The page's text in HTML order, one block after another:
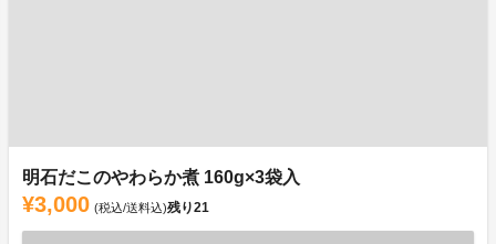
明石だこのやわらか煮 160g×3袋入
¥3,000 (税込/送料込)残り21